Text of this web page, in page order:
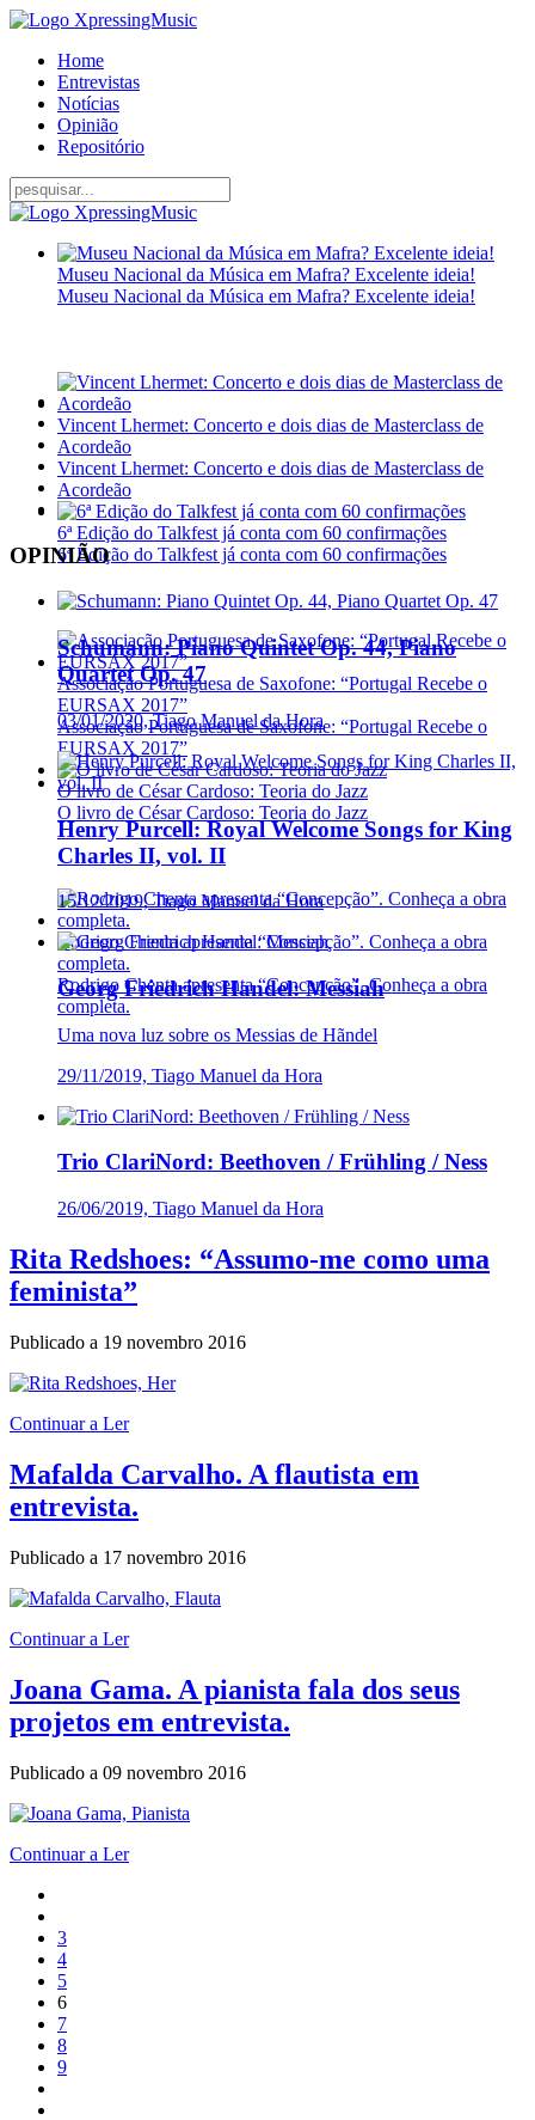
Home
Entrevistas
Notícias
Opinião
Repositório
Museu Nacional da Música em Mafra? Excelente ideia!
Museu Nacional da Música em Mafra? Excelente ideia!
Vincent Lhermet: Concerto e dois dias de Masterclass de
Acordeão
Vincent Lhermet: Concerto e dois dias de Masterclass de
Acordeão
6ª Edição do Talkfest já conta com 60 confirmações
6ª Edição do Talkfest já conta com 60 confirmações
Associação Portuguesa de Saxofone: “Portugal Recebe o
EURSAX 2017”
Associação Portuguesa de Saxofone: “Portugal Recebe o
EURSAX 2017”
O livro de César Cardoso: Teoria do Jazz
O livro de César Cardoso: Teoria do Jazz
Rodrigo Chenta apresenta “Concepção”. Conheça a obra
completa.
Rodrigo Chenta apresenta “Concepção”. Conheça a obra
completa.
OPINIÃO
Schumann: Piano Quintet Op. 44, Piano
Quartet Op. 47
03/01/2020, Tiago Manuel da Hora
Henry Purcell: Royal Welcome Songs for King
Charles II, vol. II
15/12/2019, Tiago Manuel da Hora
Georg Friedrich Handel: Messiah
Uma nova luz sobre os Messias de Hãndel
29/11/2019, Tiago Manuel da Hora
Trio ClariNord: Beethoven / Frühling / Ness
26/06/2019, Tiago Manuel da Hora
Rita Redshoes: “Assumo-me como uma
feminista”
Publicado a 19 novembro 2016
Continuar a Ler
Mafalda Carvalho. A flautista em
entrevista.
Publicado a 17 novembro 2016
Continuar a Ler
Joana Gama. A pianista fala dos seus
projetos em entrevista.
Publicado a 09 novembro 2016
Continuar a Ler
3
4
5
6
7
8
9